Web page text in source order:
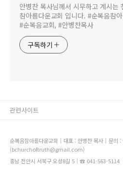
안병찬 목사님께서 시무하고 계시는
참아름다운교회 입니다. #순복음참
#순복음교회, #안병찬목사
구독하기
순복음참아름다운교회｜대표 : 안병찬 목사｜문의 :
(bchurchoftruth@gmail.com)
충남 천안시 서북구 오성8길 5｜☎ 041-563-5114
관련사이트